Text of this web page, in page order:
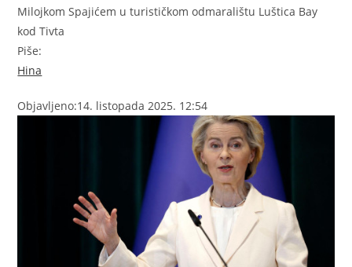
Milojkom Spajićem u turističkom odmaralištu Luštica Bay
kod Tivta
Piše:
Hina
Objavljeno:14. listopada 2025. 12:54